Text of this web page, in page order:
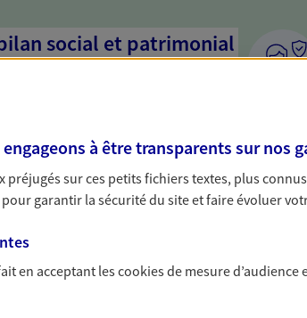
social et patrimonial
de votre situation. Une analyse
des conseils cohérents avec vos
engageons à être transparents sur nos
préjugés sur ces petits fichiers textes, plus
garantir la sécurité du site et faire évoluer
en acceptant lescookiesde mesure